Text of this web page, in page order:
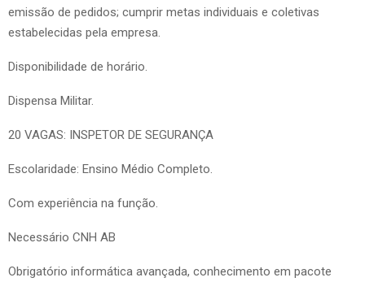
emissão de pedidos; cumprir metas individuais e coletivas
estabelecidas pela empresa.
Disponibilidade de horário.
Dispensa Militar.
20 VAGAS: INSPETOR DE SEGURANÇA
Escolaridade: Ensino Médio Completo.
Com experiência na função.
Necessário CNH AB
Obrigatório informática avançada, conhecimento em pacote